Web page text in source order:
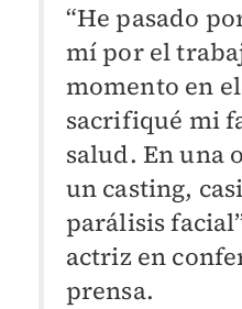
“He pasado
mí por el
momento en
sacrifiqué mi
salud. En una
un casting,
parálisis
actriz en
prensa.